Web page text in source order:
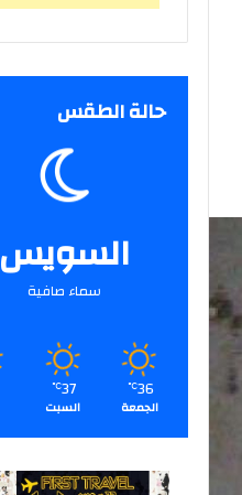
حالة الطقس
السويس
سماء صافية
36
℃
الجمعة
37
℃
السبت